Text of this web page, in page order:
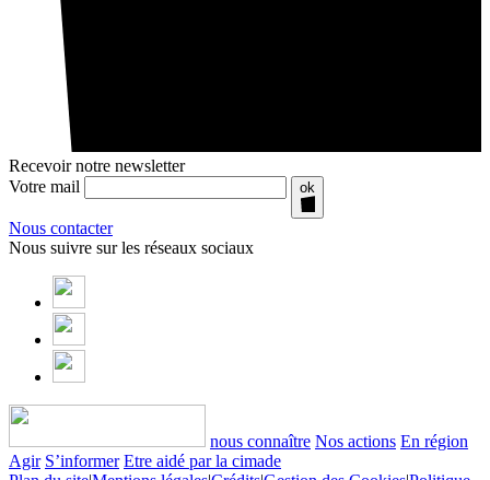
Recevoir notre newsletter
Votre mail
ok
Nous contacter
Nous suivre sur les réseaux sociaux
nous connaître Nos actions En région
Agir S’informer Etre aidé par la cimade